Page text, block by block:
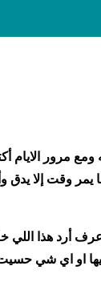
من نفس المنطقه ومع
يمر وقت إلا
أرد هذا اللي
او اي شي